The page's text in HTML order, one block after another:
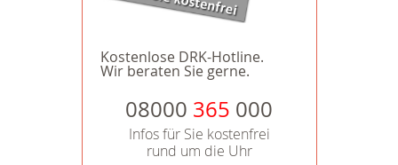
Kostenlose DRK-Hotline.
Wir beraten Sie gerne.
08000 365 000
Infos für Sie kostenfrei
rund um die Uhr